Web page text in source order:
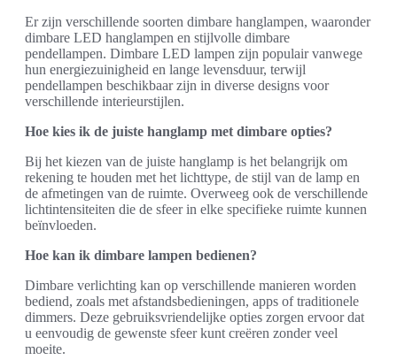
Er zijn verschillende soorten dimbare hanglampen, waaronder
dimbare LED hanglampen en stijlvolle dimbare
pendellampen. Dimbare LED lampen zijn populair vanwege
hun energiezuinigheid en lange levensduur, terwijl
pendellampen beschikbaar zijn in diverse designs voor
verschillende interieurstijlen.
Hoe kies ik de juiste hanglamp met dimbare opties?
Bij het kiezen van de juiste hanglamp is het belangrijk om
rekening te houden met het lichttype, de stijl van de lamp en
de afmetingen van de ruimte. Overweeg ook de verschillende
lichtintensiteiten die de sfeer in elke specifieke ruimte kunnen
beïnvloeden.
Hoe kan ik dimbare lampen bedienen?
Dimbare verlichting kan op verschillende manieren worden
bediend, zoals met afstandsbedieningen, apps of traditionele
dimmers. Deze gebruiksvriendelijke opties zorgen ervoor dat
u eenvoudig de gewenste sfeer kunt creëren zonder veel
moeite.